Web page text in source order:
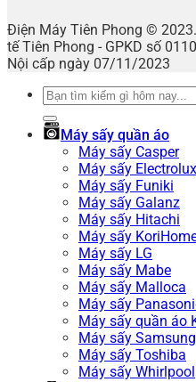
Điện Máy Tiên Phong ©
tế Tiên Phong - GPKD số
Nội cấp ngày 07/11/2023
Tìm
Máy sấy quần áo
Máy sấy Casper
Máy sấy Electrolux
Máy sấy Funiki
Máy sấy Galanz
Máy sấy Hitachi
Máy sấy
Máy sấy LG
Máy sấy Mabe
Máy sấy Malloca
Máy sấy
Máy sấy quần áo
Máy sấy Samsung
Máy sấy Toshiba
Máy sấy Whirlpool